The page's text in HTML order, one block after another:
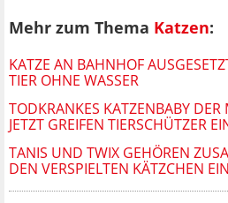
Mehr zum Thema Katzen:
KATZE AN BAHNHOF
TIER OHNE WASSER
TODKRANKES KATZENBABY DER
JETZT GREIFEN TIERSCHÜTZER
TANIS UND TWIX GEHÖREN
DEN VERSPIELTEN KÄTZCHEN